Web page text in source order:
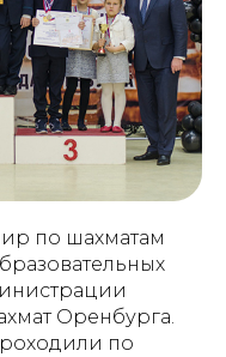
по шахматам
Оренбурга.
по